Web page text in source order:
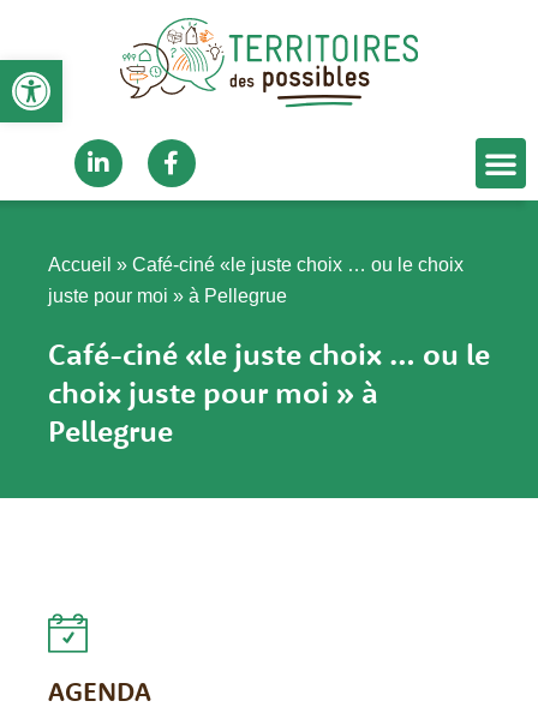
Ouvrir la barre d’outils
contenu
Linkedin-
in
Facebook-
f
Accueil » Café-ciné «le juste choix … ou le choix
juste pour moi » à Pellegrue
Café-ciné «le juste choix … ou le
choix juste pour moi » à
Pellegrue
AGENDA